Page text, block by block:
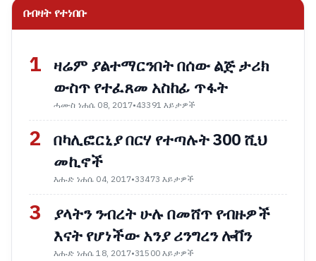
በብዛት የተነበቡ
1 ዛሬም ያልተማርንበት በሰው ልጅ ታሪክ
ውስጥ የተፈጸመ አስከፊ ጥፋት
ሓሙስ ነሐሴ 08, 2017•43391 እይታዎች
2 በካሊፎርኒያ በርሃ የተጣሉት 300 ሺህ
መኪኖች
እሑድ ነሐሴ 04, 2017•33473 እይታዎች
3
ያላትን ንብረት ሁሉ በመሸጥ የብዙዎች
እናት የሆነችው አንያ ሪንግረን ሎቨን
እሑድ ነሐሴ 18, 2017•31500 እይታዎች